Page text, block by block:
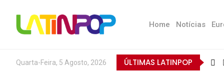
Home Notícias
Quarta-Feira, 5 Agosto, 2026 ÚLTIMAS LATINPOP